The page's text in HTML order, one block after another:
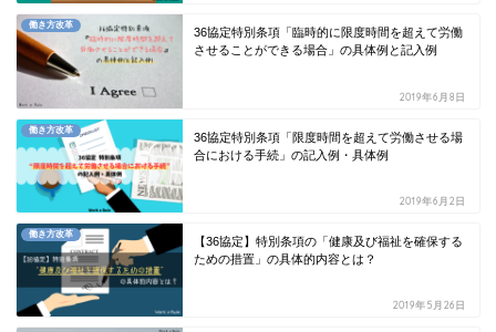
働き方改革
36協定特別条項「臨時的に限度時間を超えて労働
させることができる場合」の具体例と記入例
2019年6月8日
働き方改革
36協定特別条項「限度時間を超えて労働させる場
合における手続」の記入例・具体例
2019年6月2日
働き方改革
【36協定】特別条項の「健康及び福祉を確保する
ための措置」の具体的内容とは？
2019年5月26日